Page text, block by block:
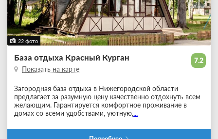
22 фото
7.2
База отдыха Красный Курган
Показать на карте
Загородная база отдыха в Нижегородской области
предлагает за разумную цену качественно отдохнуть всем
желающим. Гарантируется комфортное проживание в
домах со всеми удобствами, уютную,...